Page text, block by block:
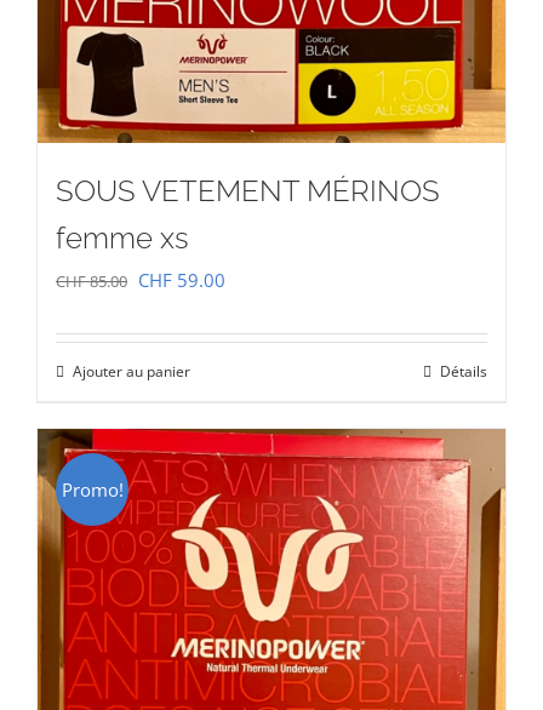
SOUS VETEMENT MÉRINOS
femme xs
CHF85.00 Le
initial
était :
CHF 85.00.
CHF 59.00
actuel
CHF 59.00.
Ajouter au panier Détails
Promo!